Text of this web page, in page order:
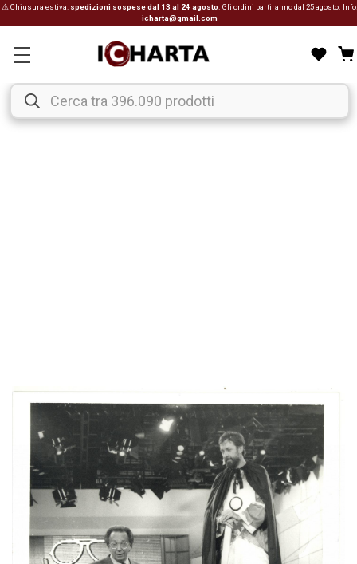
⚠ Chiusura estiva: spedizioni sospese dal 13 al 24 agosto . Gli ordini partiranno dal 25 agosto. Info:
icharta@gmail.com